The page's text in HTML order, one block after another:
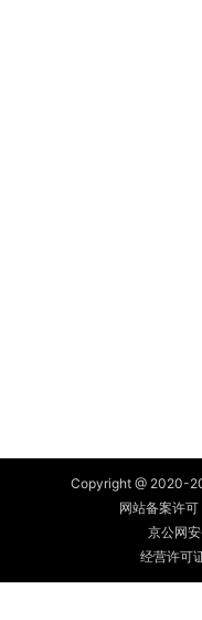
Copyright @ 2020-
网站备案许可
京公网安
经营许可